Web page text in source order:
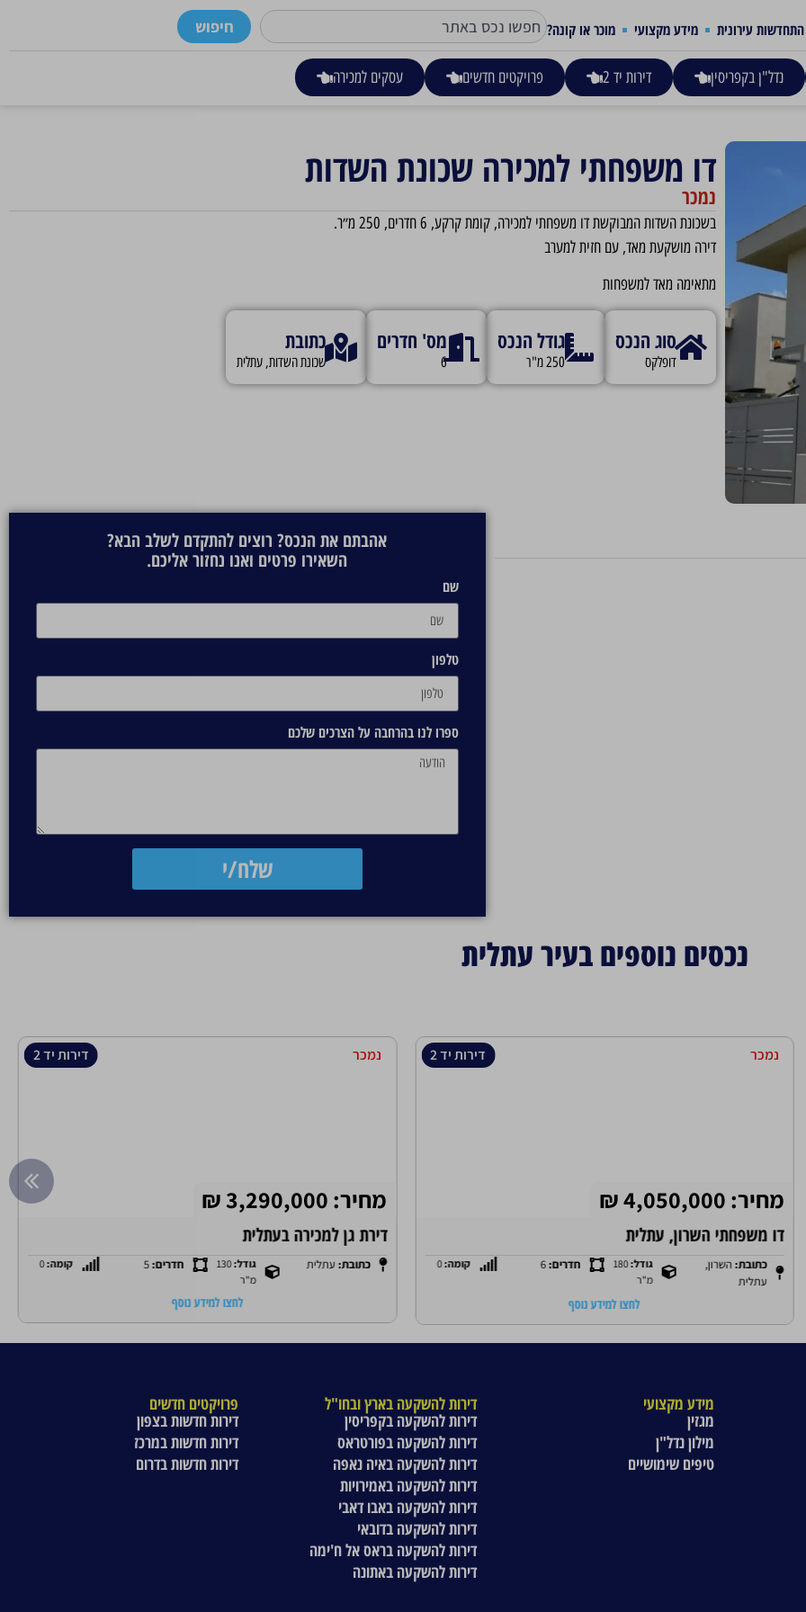
התחדשות עירונית מידע מקצועי מוכר או קונה? חיפוש
נדל"ן בקפריסין דירות יד 2 פרויקטים חדשים עסקים למכירה
דו משפחתי למכירה שכונת השדות
נמכר
בשכונת השדות המבוקשת דו משפחתי למכירה, קומת קרקע, 6 חדרים, 250 מ״ר.
דירה מושקעת מאד, עם חזית למערב
מתאימה מאד למשפחות
סוג הנכס
דופלקס
גודל הנכס
250 מ"ר
מס' חדרים
6
כתובת
שכונת השדות, עתלית
אהבתם את הנכס? רוצים להתקדם לשלב הבא?
השאירו פרטים ואנו נחזור אליכם.
שם
טלפון
ספרו לנו בהרחבה על הצרכים שלכם
שלח/י
נכסים נוספים בעיר עתלית
דירות יד 2 נמכר
מחיר: 4,050,000 ₪
דו משפחתי השרון, עתלית
כתובת:השרון,
עתלית
גודל:180
מ"ר
חדרים:6 קומה:0
לחצו למידע נוסף
דירות יד 2 נמכר
מחיר: 3,290,000 ₪
דירת גן למכירה בעתלית
כתובת:עתלית גודל:130
מ"ר
חדרים:5 קומה:0
לחצו למידע נוסף
מידע מקצועי
מגזין
מילון נדל"ן
טיפים שימושיים
דירות להשקעה בארץ ובחו"ל
דירות להשקעה בקפריסין
דירות להשקעה בפורטראס
דירות להשקעה באיה נאפה
דירות להשקעה באמירויות
דירות להשקעה באבו דאבי
דירות להשקעה בדובאי
דירות להשקעה בראס אל ח'ימה
דירות להשקעה באתונה
פרויקטים חדשים
דירות חדשות בצפון
דירות חדשות במרכז
דירות חדשות בדרום